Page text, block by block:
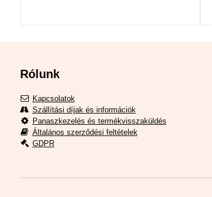
Rólunk
Kapcsolatok
Szállítási díjak és információk
Panaszkezelés és termékvisszaküldés
Általános szerződési feltételek
GDPR